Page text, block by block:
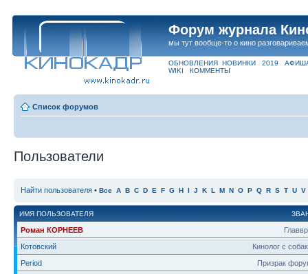
Форум журнала
мы тут вообще-то о кино
ОБНОВЛЕНИЯ НОВИНКИ 2019
WIKI
КОММЕНТЫ
Список форумов
Пользователи
Найти пользователя • Все A B C D E F G H I J K L M N O P Q R S T U V
ИМЯ ПОЛЬЗОВАТЕЛЯ
Роман КОРНЕЕВ
Кинолог с
Котовский
Призрак
Period